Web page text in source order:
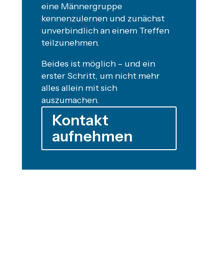
eine Männergruppe
kennenzulernen und zunächst
unverbindlich an einem Treffen
teilzunehmen.
Beides ist möglich – und ein
erster Schritt, um nicht mehr
alles allein mit sich
auszumachen.
Kontakt
aufnehmen